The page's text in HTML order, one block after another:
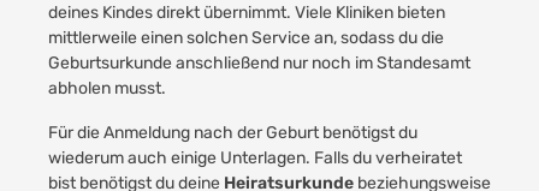
deines Kindes direkt übernimmt. Viele Kliniken bieten
mittlerweile einen solchen Service an, sodass du die
Geburtsurkunde anschließend nur noch im Standesamt
abholen musst.
Für die Anmeldung nach der Geburt benötigst du
wiederum auch einige Unterlagen. Falls du verheiratet
bist benötigst du deine Heiratsurkunde beziehungsweise